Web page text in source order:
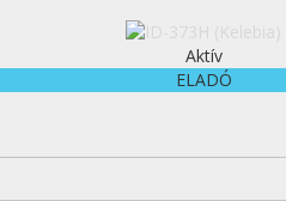
Aktív
ELADÓ